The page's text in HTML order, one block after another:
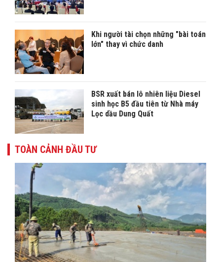
Khi người tài chọn những "bài toán
lớn" thay vì chức danh
BSR xuất bán lô nhiên liệu Diesel
sinh học B5 đầu tiên từ Nhà máy
Lọc dầu Dung Quất
TOÀN CẢNH ĐẦU TƯ